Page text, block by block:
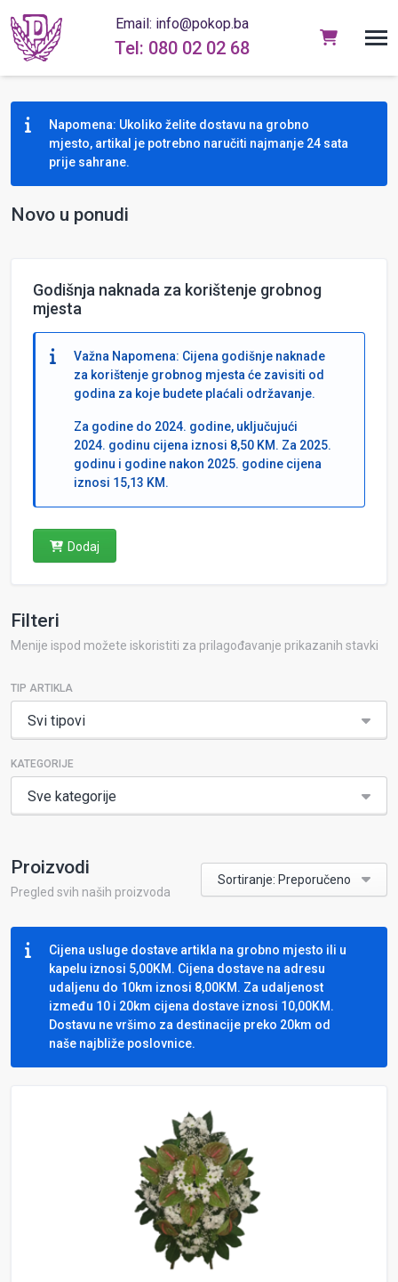
Email: info@pokop.ba
Tel: 080 02 02 68
Napomena: Ukoliko želite dostavu na grobno
mjesto, artikal je potrebno naručiti najmanje 24 sata
prije sahrane.
Novo u ponudi
Godišnja naknada za korištenje grobnog
mjesta
Važna Napomena: Cijena godišnje naknade
za korištenje grobnog mjesta će zavisiti od
godina za koje budete plaćali održavanje.
Za godine do 2024. godine, uključujući
2024. godinu cijena iznosi 8,50 KM. Za 2025.
godinu i godine nakon 2025. godine cijena
iznosi 15,13 KM.
Dodaj
Filteri
Menije ispod možete iskoristiti za prilagođavanje prikazanih stavki
TIP ARTIKLA
Svi tipovi
KATEGORIJE
Sve kategorije
Proizvodi
Pregled svih naših proizvoda
Sortiranje: Preporučeno
Cijena usluge dostave artikla na grobno mjesto ili u
kapelu iznosi 5,00KM. Cijena dostave na adresu
udaljenu do 10km iznosi 8,00KM. Za udaljenost
između 10 i 20km cijena dostave iznosi 10,00KM.
Dostavu ne vršimo za destinacije preko 20km od
naše najbliže poslovnice.